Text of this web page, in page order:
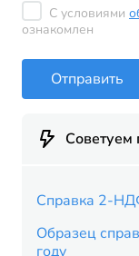
С условиями
ознакомлен
Отправить
Советуем
Справка 2-
Образец
году